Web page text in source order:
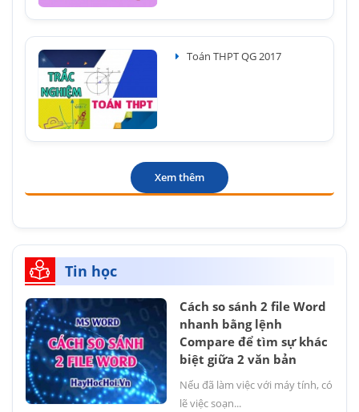
Toán THPT QG 2017
Xem thêm
Tin học
Cách so sánh 2 file Word
nhanh bằng lệnh
Compare để tìm sự khác
biệt giữa 2 văn bản
Nếu đã làm việc với máy tính, có
lẽ việc soạn...